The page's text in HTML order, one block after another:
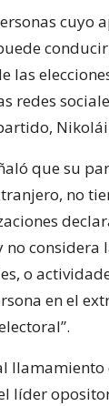
cuyo
las
redes
Nikolái
que su
no
no considera
o
en el
llamamiento
líder